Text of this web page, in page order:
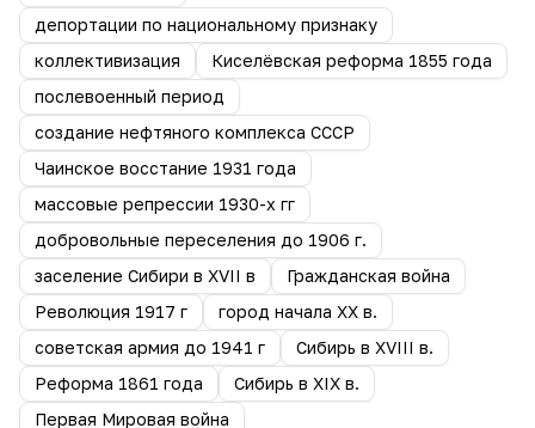
депортации по национальному признаку
коллективизация
Киселёвская реформа 1855 года
послевоенный период
создание нефтяного комплекса СССР
Чаинское восстание 1931 года
массовые репрессии 1930-х гг
добровольные переселения до 1906 г.
заселение Сибири в XVII в
Гражданская война
Революция 1917 г
город начала ХХ в.
советская армия до 1941 г
Сибирь в XVIII в.
Реформа 1861 года
Сибирь в XIX в.
Первая Мировая война